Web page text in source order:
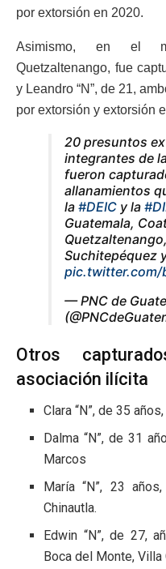
por extorsión en 2020.
Asimismo, en el
Quetzaltenango, fue
y Leandro “N”, de 21,
por extorsión y extorsión
20 presuntos
integrantes de
fueron
allanamientos
la #DEIC y la
Guatemala,
Suchitepéquez
pic.twitter.com/
— PNC de
Otros
asociación ilícita
Clara “N”, de 35
Dalma “N”, de 31
Marcos
María “N”, 23
Chinautla.
Edwin “N”, de 27,
Boca del Monte, Villa